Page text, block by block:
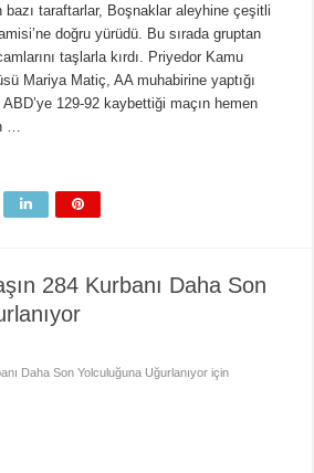
bazı taraftarlar, Boşnaklar aleyhine çeşitli
doğru yürüdü. Bu sırada gruptan
taşlarla kırdı. Priyedor Kamu
Mariya Matiç, AA muhabirine yaptığı
ABD’ye 129-92 kaybettiği maçın hemen
…
284 Kurbanı Daha Son
Daha Son Yolculuğuna Uğurlanıyor için